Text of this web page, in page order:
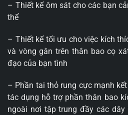
– Thiết kế ôm sát cho các bạn
thể
– Thiết kế tối ưu cho việc kích
và vòng gân trên thân bao cọ
đạo của bạn tình
– Phần tai thỏ rung cực mạnh
tác dụng hỗ trợ phần thân bao
ngoài nơi tập trung đầy các